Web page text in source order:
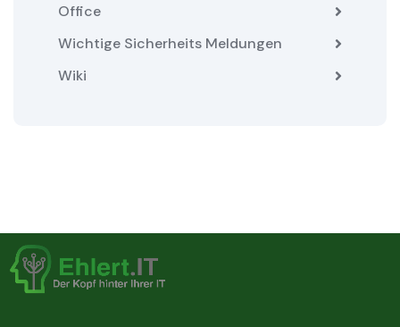
Office
Wichtige Sicherheits Meldungen
Wiki